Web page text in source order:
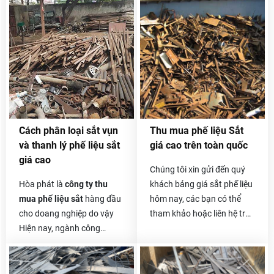
cũng như chất liệu đó đáp
ứng thị trường như thế nào.
liệu. Chúng tôi tự hào về
quá trình làm nên thương
hiệu Hòa Phát của mình.
Trong suốt nhiều năm trong
nghề, Hòa Phát đã hợp tác
với rất nhiều khách hàng,
rất nhiều doanh nghiệp,
công ty lớn nhỏ và ai cũng
mua, xử lý phế liệu của
chúng tôi.
Cách phân loại sắt vụn
và thanh lý phế liệu sắt
giá cao
Hòa phát là công ty thu
mua phế liệu sắt hàng đầu
cho doang nghiệp do vậy
Hiện nay, ngành công
hiện đại và phát triển mạnh
mẽ, có rất nhiều công trình
Thu mua phế liệu Sắt
giá cao trên toàn quốc
Chúng tôi xin gửi đến quý
khách bảng giá sắt phế liệu
hôm nay, các bạn có thể
tham khảo hoặc liên hệ trực
Giá sắt vụn hôm naycũng
khá tốt và ổn định, vì sắt